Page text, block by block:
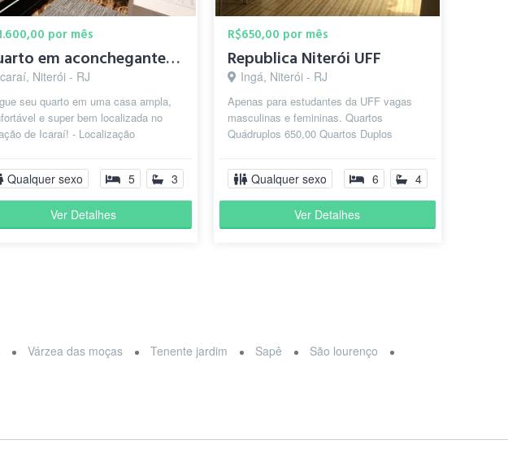
por mês
Quarto em aconchegante casa próximo à praia de Icaraí!
Niterói - RJ
seu quarto em uma casa ampla,
e super bem localizada no
de Icaraí! - Localização
Qualquer sexo 5 3
Ver Detalhes
R$650,00 por mês
Republica Niterói UFF
Ingá, Niterói - RJ
Apenas para estudantes da UFF vagas
masculinas e femininas. Quartos
Quádruplos 650,00 Quartos Duplos
Pagar e Morar...
Qualquer sexo 6 4
Ver Detalhes
Várzea das moças Tenente jardim Sapê
São lourenço